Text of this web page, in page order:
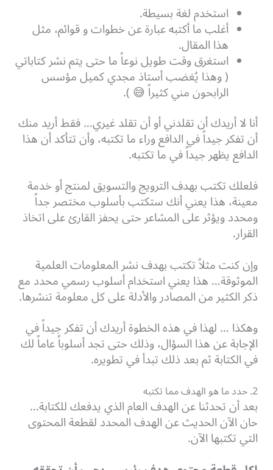
استخدم لغة بسيطة.
أغلب ما أكتبه عبارة عن خطوات و قوائم، مثل
هذا المقال.
استغرق وقت طويل نوعاً ما حتى يتم نشر كتاباتي
( وهذا يُغضب أستاذ مجدي كميل مؤسس
الرابحون مني كثيراً 😅 ).
أنا لا أريدك أن تقلدني أو أن تقلد غيري… فقط أريد منك
أن تفكر جيداً في الدافع وراء ما تكتبه، وأن تتأكد أن هذا
الدافع يظهر جيداً في ما تكتبه.
فلعلك تكتب بهدف الترويج والتسويق لمنتج أو خدمة
معينة، هذا يعني أنك ستكتب بأسلوب مختصر جداً
ومحدد ويؤثر على المشاعر حتى يحفز القارئ على اتخاذ
القرار.
وإن كنت مثلاً تكتب بهدف نشر المعلومات العلمية
الموثوقة… هذا يعني استخدام أسلوب رسمي محدد مع
ذكر الكثير من المصادر والأدلة على كل معلومة تنشرها.
وهكذا … لهذا في هذه الخطوة أريدك أن تفكر جيداً في
الإجابة عن هذا السؤال، وذلك حتى تجد أسلوباً عاماً لك
في الكتابة ثم بعد ذلك تبدأ في تطويره.
2. حدد ما هو الهدف مما تكتبه
بعد أن تحدثنا عن الهدف العام الذي يدفعك للكتابة…
حان الآن الحديث عن الهدف المحدد لقطعة المحتوى
التي تكتبها الآن.